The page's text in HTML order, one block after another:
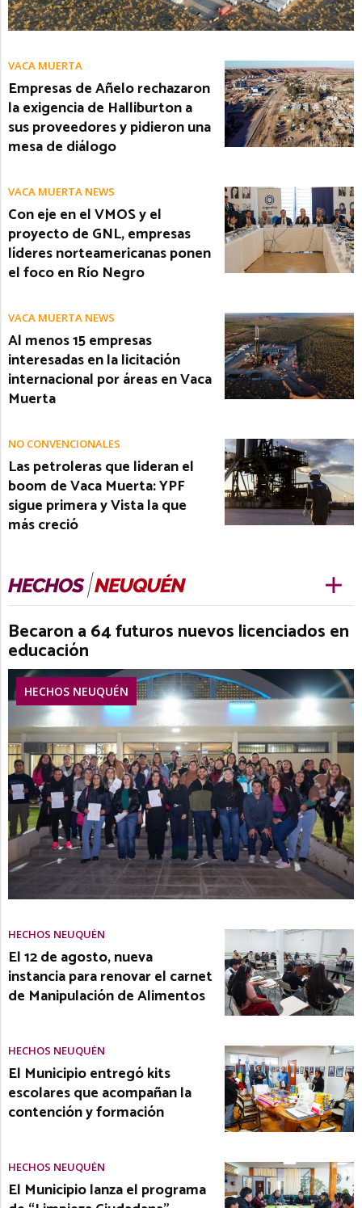
VACA MUERTA
Empresas de Añelo rechazaron
la exigencia de Halliburton a
sus proveedores y pidieron una
mesa de diálogo
VACA MUERTA NEWS
Con eje en el VMOS y el
proyecto de GNL, empresas
líderes norteamericanas ponen
el foco en Río Negro
VACA MUERTA NEWS
Al menos 15 empresas
interesadas en la licitación
internacional por áreas en Vaca
Muerta
NO CONVENCIONALES
Las petroleras que lideran el
boom de Vaca Muerta: YPF
sigue primera y Vista la que
más creció
Becaron a 64 futuros nuevos licenciados en
educación
HECHOS NEUQUÉN
HECHOS NEUQUÉN
El 12 de agosto, nueva
instancia para renovar el carnet
de Manipulación de Alimentos
HECHOS NEUQUÉN
El Municipio entregó kits
escolares que acompañan la
contención y formación
HECHOS NEUQUÉN
El Municipio lanza el programa